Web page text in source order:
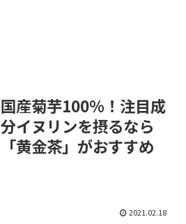
国産菊芋100％！注目成
分イヌリンを摂るなら
「黄金茶」がおすすめ
2021.02.18